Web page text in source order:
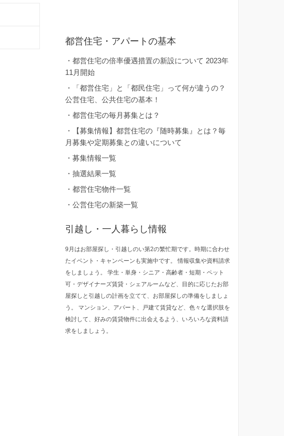
都営住宅・アパートの基本
・都営住宅の倍率優遇措置の新設について 2023年
11月開始
・
「都営住宅」と「都民住宅」って何が違うの？
公営住宅、公共住宅の基本！
・都営住宅の毎月募集とは？
・
【募集情報】都営住宅の『随時募集』とは？毎
月募集や定期募集との違いについて
・募集情報一覧
・抽選結果一覧
・都営住宅物件一覧
・公営住宅の新築一覧
引越し・一人暮らし情報
9月はお部屋探し・引越しのい第2の繁忙期です。時期に合わせ
たイベント・キャンペーンも実施中です。 情報収集や資料請求
をしましょう。 学生・単身・シニア・高齢者・短期・ペット
可・デザイナーズ賃貸・シェアルームなど、目的に応じたお部
屋探しと引越しの計画を立てて、お部屋探しの準備をしましょ
う。 マンション、アパート、戸建て賃貸など、色々な選択肢を
検討して、好みの賃貸物件に出会えるよう、いろいろな資料請
求をしましょう。